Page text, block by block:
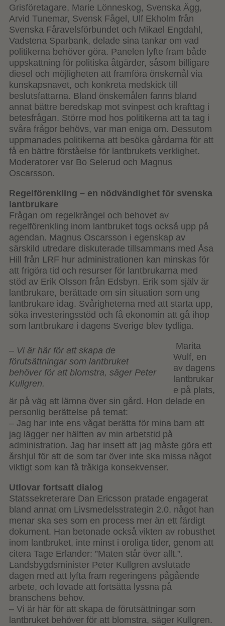
Grisföretagare, Marie Lönneskog, Svenska Ägg,
Arvid Tunemar, Svensk Fågel, Ulf Ekholm från
Svenska Fåravelsförbundet och Mikael Engdahl,
Vadstena Sparbank, delade sina tankar om vad
politikerna behöver göra. Panelen lyfte fram både
uppskattning för politiska åtgärder, såsom billigare
diesel och möjligheten att framföra önskemål via
kunskapsnavet, och konkreta medskick till
beslutsfattarna. Bland önskemålen fanns bland
annat bättre beredskap mot svinpest och krafttag i
betesfrågan. Större mod hos politikerna att ta tag i
svåra frågor behövs, var man eniga om. Dessutom
uppmanades politikerna att besöka gårdarna för att
få en bättre förståelse för lantbrukets verklighet.
Moderatorer var Bo Selerud och Magnus
Oscarsson.
Regelförenkling – en nödvändighet för svenska
lantbrukare
Frågan om regelkrångel och behovet av
regelförenkling inom lantbruket togs också upp på
agendan. Magnus Oscarsson i egenskap av
särskild utredare diskuterade tillsammans med Åsa
Hill från LRF hur administrationen kan minskas för
att frigöra tid och resurser för lantbrukarna med
stöd av Erik Olsson från Edsbyn. Erik som själv är
lantbrukare, berättade om sin situation som ung
lantbrukare idag. Svårigheterna med att starta upp,
söka investeringsstöd och få ekonomin att gå ihop
som lantbrukare i dagens Sverige blev tydliga.
– Vi är här för att skapa de
förutsättningar som lantbruket
behöver för att blomstra, säger Peter
Kullgren.
Marita
Wulf, en
av dagens
lantbrukar
e på plats,
är på väg att lämna över sin gård. Hon delade en
personlig berättelse på temat:
– Jag har inte ens vågat berätta för mina barn att
jag lägger ner hälften av min arbetstid på
administration. Jag har insett att jag måste göra ett
årshjul för att de som tar över inte ska missa något
viktigt som kan få tråkiga konsekvenser.
Utlovar fortsatt dialog
Statssekreterare Dan Ericsson pratade engagerat
bland annat om Livsmedelsstrategin 2.0, något han
menar ska ses som en process mer än ett färdigt
dokument. Han betonade också vikten av robusthet
inom lantbruket, inte minst i oroliga tider, genom att
citera Tage Erlander: ”Maten står över allt.”.
Landsbygdsminister Peter Kullgren avslutade
dagen med att lyfta fram regeringens pågående
arbete, och lovade att fortsätta lyssna på
branschens behov.
– Vi är här för att skapa de förutsättningar som
lantbruket behöver för att blomstra, säger Kullgren.